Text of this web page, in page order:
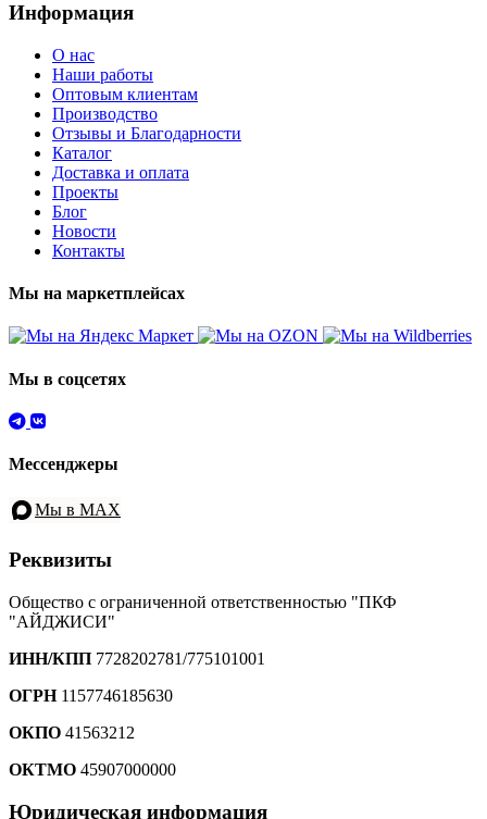
Информация
О нас
Наши работы
Оптовым клиентам
Производство
Отзывы и Благодарности
Каталог
Доставка и оплата
Проекты
Блог
Новости
Контакты
Мы на маркетплейсах
Мы в соцсетях
Мессенджеры
Мы в MAX
Реквизиты
Общество с ограниченной ответственностью "ПКФ
"АЙДЖИСИ"
ИНН/КПП 7728202781/775101001
ОГРН1157746185630
ОКПО 41563212
ОКТМО 45907000000
Юридическая информация